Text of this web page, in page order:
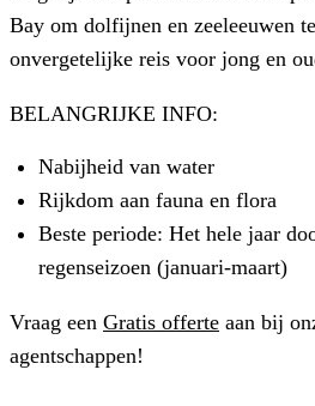
Bay om dolfijnen en zeeleeuwen
onvergetelijke reis voor jong en
BELANGRIJKE INFO:
Nabijheid van water
Rijkdom aan fauna en flora
Beste periode: Het hele jaar
regenseizoen (januari-maart)
Vraag een Gratis offerte aan bij
agentschappen!